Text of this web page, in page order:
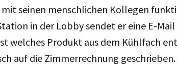
seinen menschlichen Kollegen
in der Lobby sendet er eine E-
welches Produkt aus dem Kühlfach
auf die Zimmerrechnung